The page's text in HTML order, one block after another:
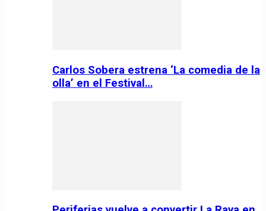
Carlos Sobera estrena ‘La comedia de la
olla’ en el Festival…